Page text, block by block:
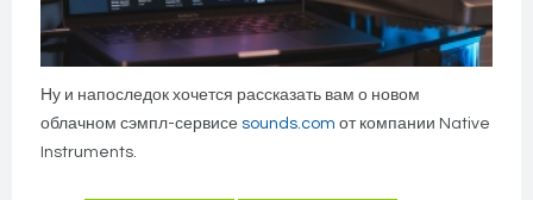
Ну и напоследок хочется рассказать вам о новом
облачном сэмпл-сервисе sounds.com от компании Native
Instruments.